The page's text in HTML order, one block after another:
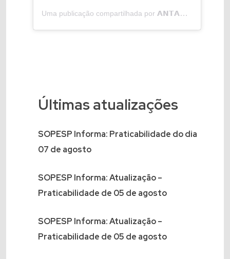
Uma publicação compartilhada por 𝗔𝗡𝗧𝗔𝗤 (@antaq_oficial)
Últimas atualizações
SOPESP Informa: Praticabilidade do dia
07 de agosto
SOPESP Informa: Atualização –
Praticabilidade de 05 de agosto
SOPESP Informa: Atualização –
Praticabilidade de 05 de agosto